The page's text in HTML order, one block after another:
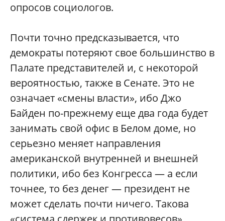
опросов социологов.
Почти точно предсказывается, что
демократы потеряют свое большинство в
Палате представителей и, с некоторой
вероятностью, также в Сенате. Это не
означает «смены власти», ибо Джо
Байден по-прежнему еще два года будет
занимать свой офис в Белом доме, но
серьезно меняет направления
американской внутренней и внешней
политики, ибо без Конгресса — а если
точнее, то без денег — президент не
может сделать почти ничего. Такова